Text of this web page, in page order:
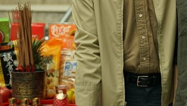
父親節送會拉筋的按摩椅 爸爸「筋歡喜」 18:00
關注 挑選保健食品要注意 13:00
輪椅上的生命覺醒！ 11:00
節」國際官方品牌齊聚 11:00